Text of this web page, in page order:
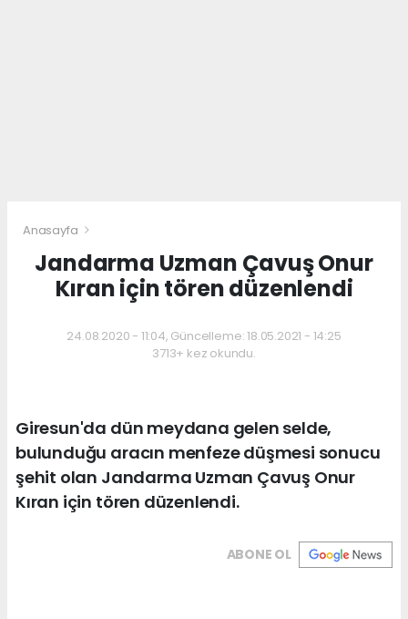
Anasayfa
Jandarma Uzman Çavuş Onur
Kıran için tören düzenlendi
24.08.2020 - 11:04, Güncelleme: 18.05.2021 - 14:25
3713+ kez okundu.
Giresun'da dün meydana gelen selde,
bulunduğu aracın menfeze düşmesi sonucu
şehit olan Jandarma Uzman Çavuş Onur
Kıran için tören düzenlendi.
ABONE OL